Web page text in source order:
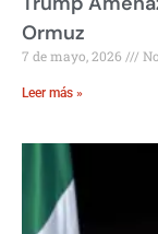
Ormuz
7 de mayo, 2026
Leer más »